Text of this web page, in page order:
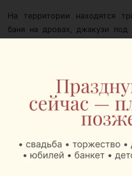
На территории находятся
баня на дровах, джакузи
смотреть на водохранилище.
Летом у Robin Hood
развлечений. Гости могут
на банане или водных
предпочитает тишину,